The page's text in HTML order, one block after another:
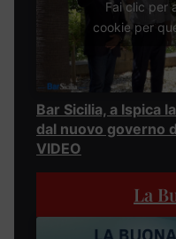
Fai clic per
cookie per
Bar Sicilia, a Ispica
dal nuovo governo
VIDEO
La